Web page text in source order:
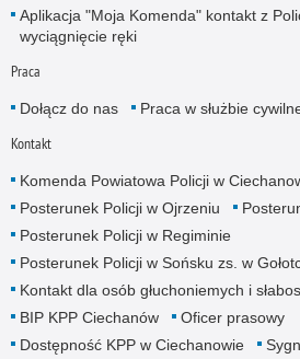
Aplikacja "Moja Komenda" kontakt z
wyciągnięcie ręki
Praca
Dołącz do nas Praca w służbie
Kontakt
Komenda Powiatowa Policji w
Posterunek Policji w Ojrzeniu
Posterunek Policji w Regiminie
Posterunek Policji w Sońsku zs. w
Kontakt dla osób głuchoniemych i
BIP KPP Ciechanów
Oficer prasowy
Dostępność KPP w Ciechanowie